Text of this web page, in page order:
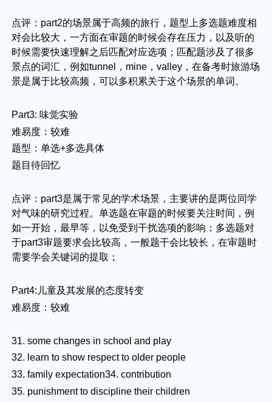
点评：part2的场景属于高频的旅行，题型上多选题难度相
对会比较大，一方面在审题的时候会存在压力，以及听的
时候需要快速理解之后匹配对应选项；匹配题涉及了很多
景点的词汇，例如tunnel，mine，valley，在备考时旅游场
景是属于比较高频，可以多积累关于这个场景的单词。
Part3: 味觉实验
难易度：较难
题型：单选+多选具体
题目待回忆
点评：part3是属于常见的学术场景，主要讲的是两位同学
对气味的研究过程。单选题在审题的时候要关注时间，例
如一开始，最早等，以免受到干扰选项的影响；多选题对
于part3审题要求会比较高，一般题干会比较长，在审题时
需要学会关键词的提取；
Part4:儿童及其发展的态度转变
难易度：较难
31. some changes in school and play
32. learn to show respect to older people
33. family expectation34. contribution
35. punishment to discipline their children